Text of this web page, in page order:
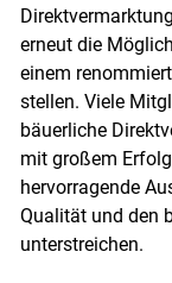
erneut die
einem
stellen. Viele
bäuerliche
mit großem
hervorragende
Qualität und den
unterstreichen.